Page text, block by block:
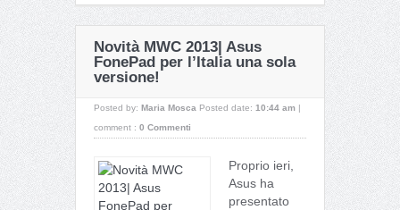
Novità MWC 2013| Asus
FonePad per l’Italia una sola
versione!
Posted by: Maria Mosca Posted date: 10:44 am |
comment : 0 Commenti
Proprio ieri,
Asus ha
presentato